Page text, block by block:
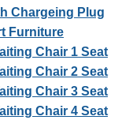
Chargeing Plug
Furniture
Chair 1 Seat
Chair 2 Seat
Chair 3 Seat
Chair 4 Seat